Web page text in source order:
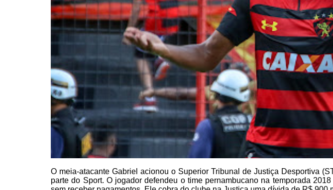
O meia-atacante Gabriel acionou o Superior Tribunal de Justiça Desportiva
parte do Sport. O jogador defendeu o time pernambucano na temporada